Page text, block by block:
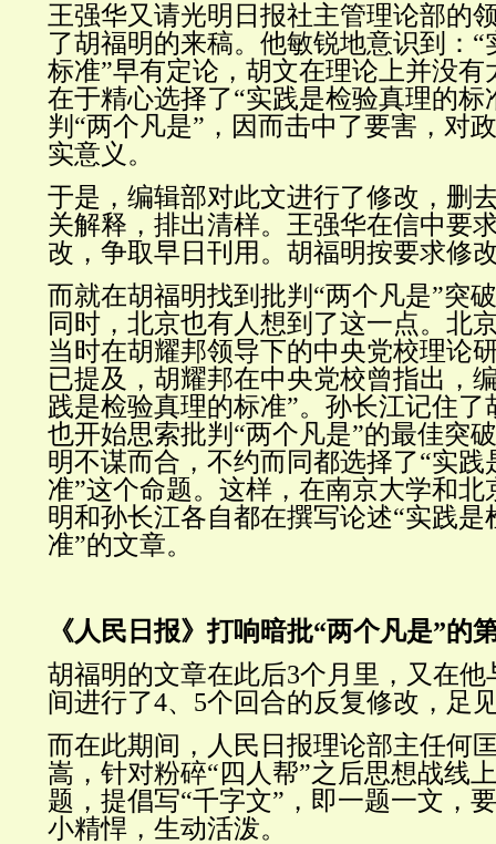
王强华又请光明日报社主管理论部的
了胡福明的来稿。他敏锐地意识到：
标准”早有定论，胡文在理论上并没有
在于精心选择了“实践是检验真理的标
判“两个凡是”，因而击中了要害，对
实意义。
于是，编辑部对此文进行了修改，删
关解释，排出清样。王强华在信中要
改，争取早日刊用。胡福明按要求修
而就在胡福明找到批判“两个凡是”突
同时，北京也有人想到了这一点。北
当时在胡耀邦领导下的中央党校理论
已提及，胡耀邦在中央党校曾指出，
践是检验真理的标准”。孙长江记住
也开始思索批判“两个凡是”的最佳突
明不谋而合，不约而同都选择了“实践
准”这个命题。这样，在南京大学和
明和孙长江各自都在撰写论述“实践是
准”的文章。
《人民日报》打响暗批“两个凡是”的
胡福明的文章在此后3个月里，又在
间进行了4、5个回合的反复修改，足
而在此期间，人民日报理论部主任何
嵩，针对粉碎“四人帮”之后思想战线
题，提倡写“千字文”，即一题一文，
小精悍，生动活泼。